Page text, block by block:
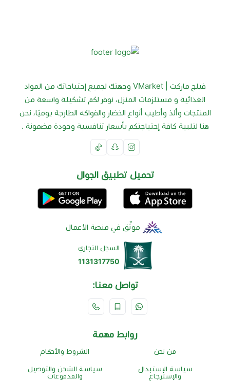
فيلج ماركت | VMarket وجهتك لجميع إحتياجاتك من المواد
الغذائية و مستلزمات المنزل، نوفر لكم تشكيلة واسعة من
المنتجات وألذ وأطيب أنواع الخضار والفواكه الطازجة يوميًا، نحن
هنا لتلبية كافة إحتياجتكم بأسعار تنافسية وجودة مضمونة .
تحميل تطبيق الجوال
موثّق في منصة الأعمال
السجل التجاري
1131317750
تواصل معنا:
روابط مهمة
من نحن الشروط والأحكام
سياسة الإستبدال
والإسترجاع
سياسة الشحن والتوصيل
والمدفوعات